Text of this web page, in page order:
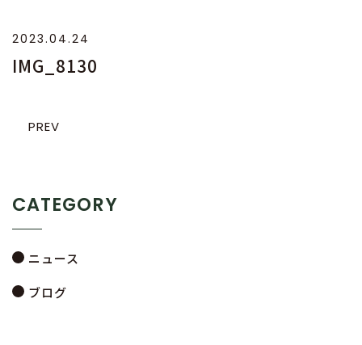
2023.04.24
IMG_8130
PREV
CATEGORY
ニュース
ブログ